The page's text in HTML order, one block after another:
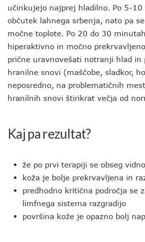
učinkujejo najprej hladilno. Po 5-
občutek lahnega srbenja, nato pa
močne toplote. Po 20 do 30
hiperaktivno in močno
prične uravnovešati notranji hlad in
hranilne snovi (maščobe, sladkor,
neposredno, na problematičnih
hranilnih snovi štirikrat večja od
Kaj pa rezultat?
že po prvi terapiji se obseg
koža je bolje prekrvavljena in
predhodno kritična področja se
limfnega sistema razgradijo
površina kože je opazno bolj